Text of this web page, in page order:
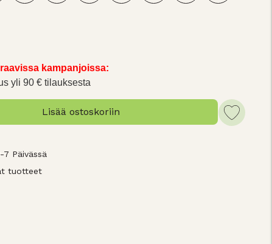
kampanjoissa:
yli 90 € tilauksesta
Lisää ostoskoriin
Päivässä
tuotteet